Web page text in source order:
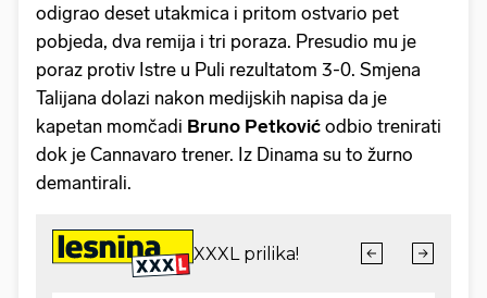
odigrao deset utakmica i pritom ostvario pet
pobjeda, dva remija i tri poraza. Presudio mu je
poraz protiv Istre u Puli rezultatom 3-0. Smjena
Talijana dolazi nakon medijskih napisa da je
kapetan momčadi Bruno Petković odbio trenirati
dok je Cannavaro trener. Iz Dinama su to žurno
demantirali.